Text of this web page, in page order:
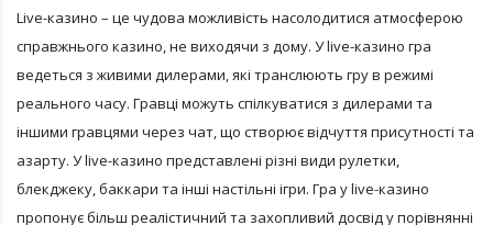
Live-казино – це чудова можливість насолодитися атмосферою
справжнього казино, не виходячи з дому. У live-казино гра
ведеться з живими дилерами, які транслюють гру в режимі
реального часу. Гравці можуть спілкуватися з дилерами та
іншими гравцями через чат, що створює відчуття присутності та
азарту. У live-казино представлені різні види рулетки,
блекджеку, баккари та інші настільні ігри. Гра у live-казино
пропонує більш реалістичний та захопливий досвід у порівнянні